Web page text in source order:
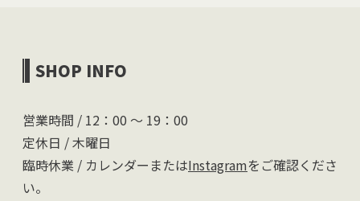
SHOP INFO
営業時間 / 12：00 〜 19：00
定休日 / 木曜日
臨時休業 / カレンダーまたはInstagramをご確認くださ
い。